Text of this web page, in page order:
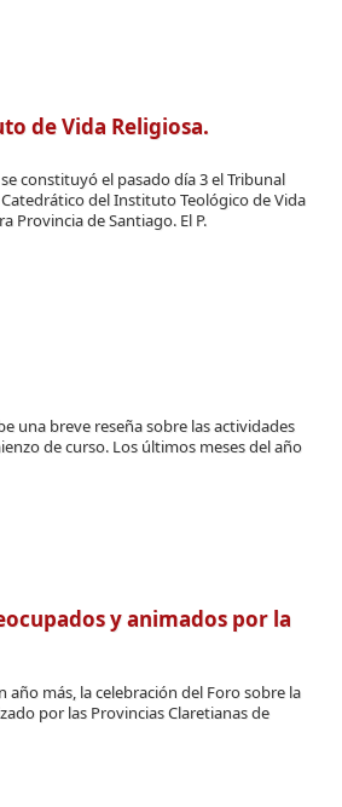
de Vida Religiosa.
constituyó el pasado día 3 el Tribunal
del Instituto Teológico de Vida
Provincia de Santiago. El P.
una breve reseña sobre las actividades
de curso. Los últimos meses del año
y animados por la
año más, la celebración del Foro sobre la
por las Provincias Claretianas de